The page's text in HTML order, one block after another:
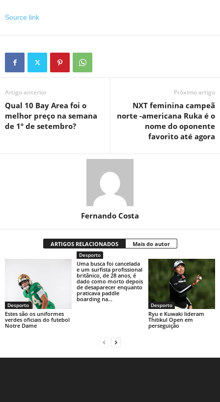
Source link
Artigo anterior
Qual 10 Bay Area foi o
melhor preço na semana
de 1º de setembro?
Próximo artigo
NXT feminina campeã
norte -americana Ruka é o
nome do oponente
favorito até agora
Fernando Costa
ARTIGOS RELACIONADOS Mais do autor
Desporto
Estes são os uniformes
verdes oficiais do futebol
Notre Dame
Desporto
Uma busca foi cancelada
e um surfista profissional
britânico, de 28 anos, é
dado como morto depois
de desaparecer enquanto
praticava paddle
boarding na...
Desporto
Ryu e Kuwaki lideram
Thitikul Open em
perseguição